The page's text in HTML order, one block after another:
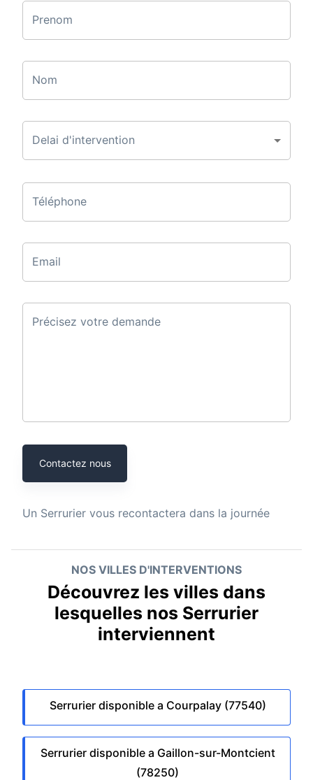
Prenom
Nom
Delai d'intervention
Téléphone
Email
Précisez votre demande
Contactez nous
Un Serrurier vous recontactera dans la journée
NOS VILLES D'INTERVENTIONS
Découvrez les villes dans
lesquelles nos Serrurier
interviennent
Serrurier disponible a Courpalay (77540)
Serrurier disponible a Gaillon-sur-Montcient
(78250)